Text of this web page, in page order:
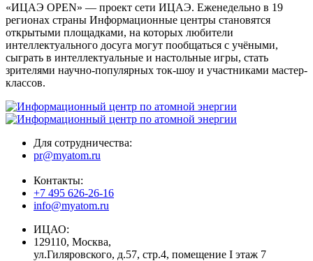
«ИЦАЭ OPEN» — проект сети ИЦАЭ. Еженедельно в 19
регионах страны Информационные центры становятся
открытыми площадками, на которых любители
интеллектуального досуга могут пообщаться с учёными,
сыграть в интеллектуальные и настольные игры, стать
зрителями научно-популярных ток-шоу и участниками мастер-
классов.
Для сотрудничества:
pr@myatom.ru
Контакты:
+7 495 626-26-16
info@myatom.ru
ИЦАО:
129110, Москва,
ул.Гиляровского, д.57, стр.4, помещение I этаж 7